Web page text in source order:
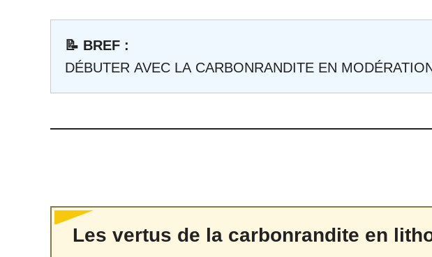
📝 BREF :
DÉBUTER AVEC LA CARBONRANDITE EN
Les vertus de la carbonrandite en